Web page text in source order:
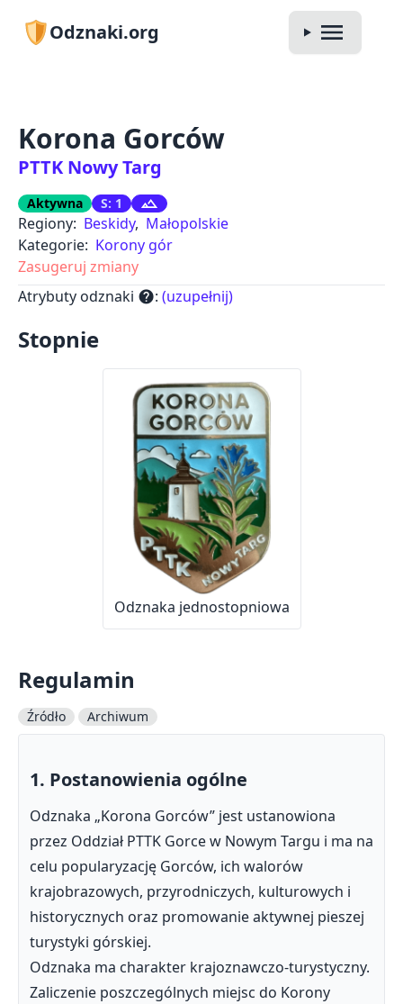
Odznaki.org
Korona Gorców
PTTK Nowy Targ
Aktywna S: 1
Regiony: Beskidy, Małopolskie
Kategorie: Korony gór
Zasugeruj zmiany
Atrybuty odznaki help: (uzupełnij)
Stopnie
Odznaka jednostopniowa
Regulamin
Źródło Archiwum
1. Postanowienia ogólne
Odznaka „Korona Gorców” jest ustanowiona
przez Oddział PTTK Gorce w Nowym Targu i ma na
celu popularyzację Gorców, ich walorów
krajobrazowych, przyrodniczych, kulturowych i
historycznych oraz promowanie aktywnej pieszej
turystyki górskiej.
Odznaka ma charakter krajoznawczo-turystyczny.
Zaliczenie poszczególnych miejsc do Korony